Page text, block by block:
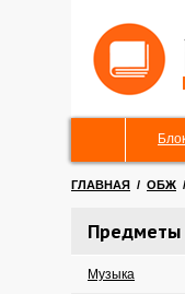
ГЛАВНАЯ / ОБЖ /
Предметы
Музыка